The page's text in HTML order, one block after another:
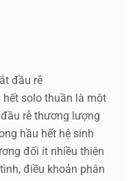
đầu rễ
solo thuần là một
rễ thương lượng
hầu hết hệ sinh
đối ít nhiều thiên
điều khoản phân